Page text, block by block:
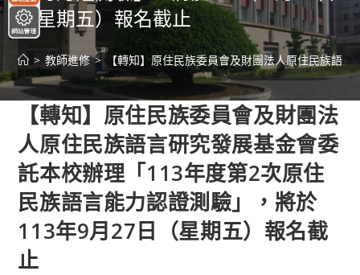
（星期五）報名截止
> 教師進修 > 【轉知】原住民族委員會及財團法人原住民族語
【轉知】原住民族委員會及財團法
人原住民族語言研究發展基金會委
託本校辦理「113年度第2次原住
民族語言能力認證測驗」，將於
113年9月27日（星期五）報名截
止